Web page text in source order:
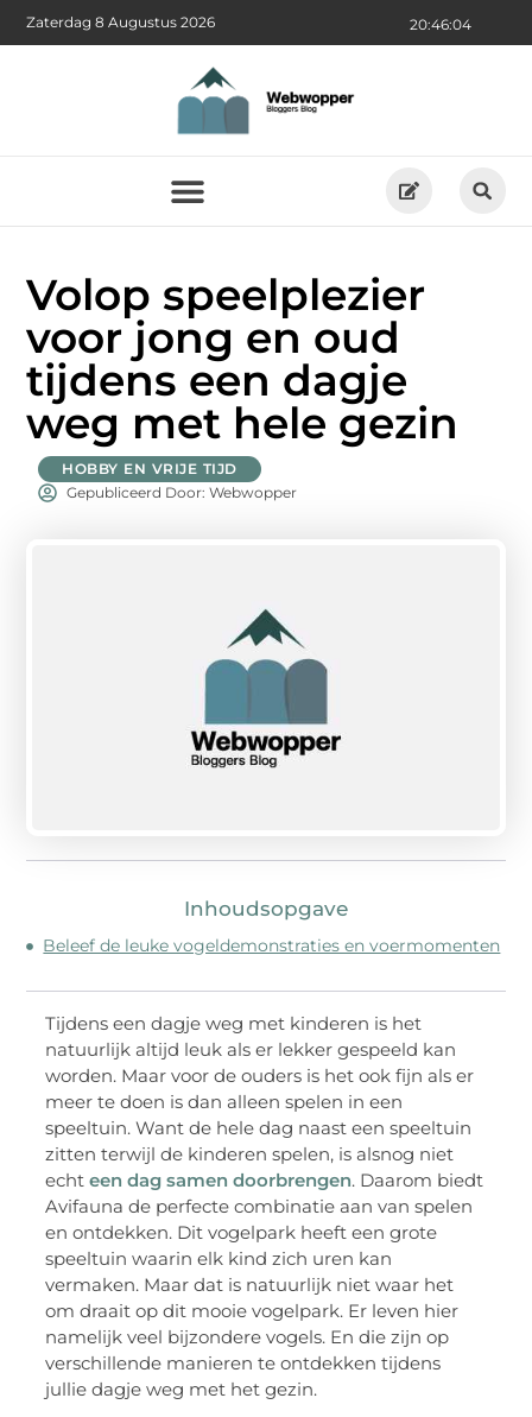
20:46:05
Zaterdag 8 Augustus 2026
Volop speelplezier
voor jong en oud
tijdens een dagje
weg met hele gezin
HOBBY EN VRIJE TIJD
Gepubliceerd Door: Webwopper
Inhoudsopgave
Beleef de leuke vogeldemonstraties en voermomenten
Tijdens een dagje weg met kinderen is het
natuurlijk altijd leuk als er lekker gespeeld kan
worden. Maar voor de ouders is het ook fijn als er
meer te doen is dan alleen spelen in een
speeltuin. Want de hele dag naast een speeltuin
zitten terwijl de kinderen spelen, is alsnog niet
echteen dag samen doorbrengen. Daarom biedt
Avifauna de perfecte combinatie aan van spelen
en ontdekken. Dit vogelpark heeft een grote
speeltuin waarin elk kind zich uren kan
vermaken. Maar dat is natuurlijk niet waar het
om draait op dit mooie vogelpark. Er leven hier
namelijk veel bijzondere vogels. En die zijn op
verschillende manieren te ontdekken tijdens
jullie dagje weg met het gezin.